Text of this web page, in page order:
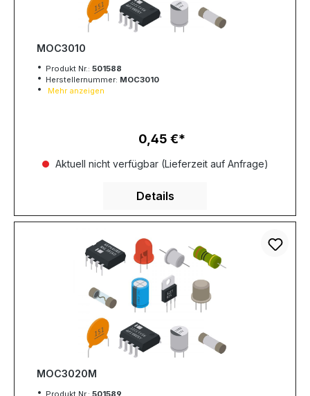
MOC3010
Produkt Nr.: 501588
Herstellernummer: MOC3010
Mehr anzeigen
Regulärer Preis:
0,45 €
Aktuell nicht verfügbar (Lieferzeit auf Anfrage)
Details
MOC3020M
Produkt Nr.: 501589